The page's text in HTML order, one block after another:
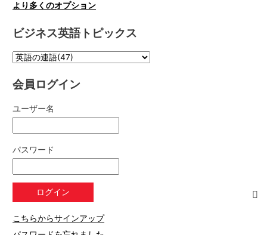
より多くのオプション
ビジネス英語トピックス
会員ログイン
ユーザー名
パスワード
こちらからサインアップ